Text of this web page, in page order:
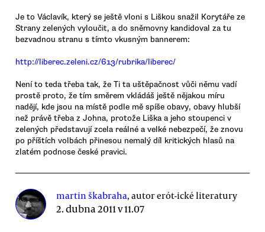
Je to Václavík, který se ještě vloni s Liškou snažil Korytáře ze
Strany zelených vyloučit, a do sněmovny kandidoval za tu
bezvadnou stranu s tímto vkusným bannerem:
http://liberec.zeleni.cz/613/rubrika/liberec/
Není to teda třeba tak, že Ti ta uštěpačnost vůči němu vadí
prostě proto, že tím směrem vkládáš ještě nějakou míru
nadějí, kde jsou na místě podle mě spíše obavy, obavy hlubší
než právě třeba z Johna, protože Liška a jeho stoupenci v
zelených představují zcela reálné a velké nebezpečí, že znovu
po příštích volbách přinesou nemalý díl kritických hlasů na
zlatém podnose české pravici.
martin škabraha, autor erót-ické literatury
2. dubna 2011 v 11.07